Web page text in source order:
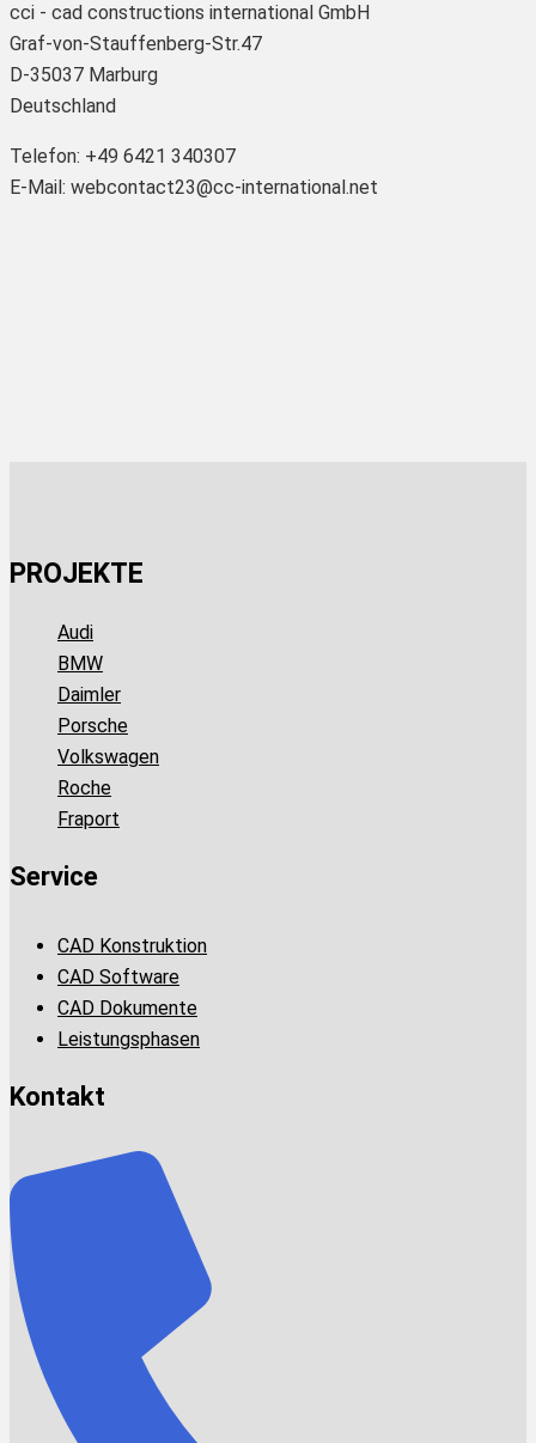
cci - cad constructions international GmbH
Graf-von-Stauffenberg-Str.47
D-35037 Marburg
Deutschland
Telefon: +49 6421 340307
E-Mail: webcontact23@cc-international.net
PROJEKTE
Audi
BMW
Daimler
Porsche
Volkswagen
Roche
Fraport
Service
CAD Konstruktion
CAD Software
CAD Dokumente
Leistungsphasen
Kontakt